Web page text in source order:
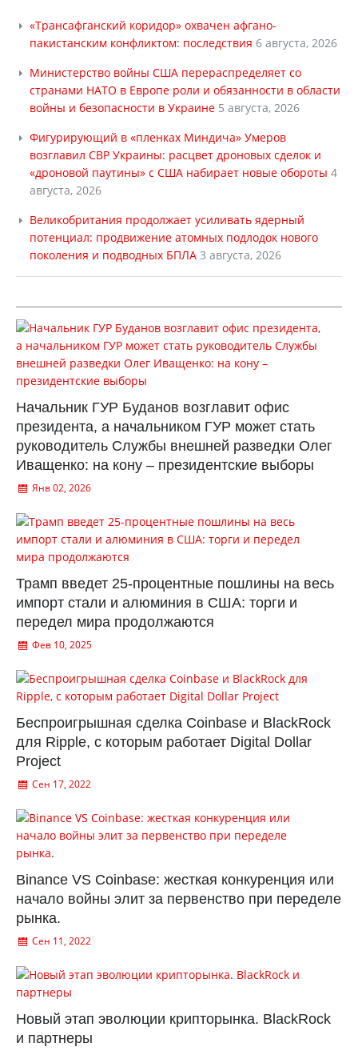
«Трансафганский коридор» охвачен афгано-
пакистанским конфликтом: последствия 6 августа, 2026
Министерство войны США перераспределяет со
странами НАТО в Европе роли и обязанности в области
войны и безопасности в Украине 5 августа, 2026
Фигурирующий в «пленках Миндича» Умеров
возглавил СВР Украины: расцвет дроновых сделок и
«дроновой паутины» с США набирает новые обороты 4
августа, 2026
Великобритания продолжает усиливать ядерный
потенциал: продвижение атомных подлодок нового
поколения и подводных БПЛА 3 августа, 2026
Начальник ГУР Буданов возглавит офис
президента, а начальником ГУР может стать
руководитель Службы внешней разведки Олег
Иващенко: на кону – президентские выборы
Янв 02, 2026
Трамп введет 25-процентные пошлины на весь
импорт стали и алюминия в США: торги и
передел мира продолжаются
Фев 10, 2025
Беспроигрышная сделка Coinbase и BlackRock
для Ripple, с которым работает Digital Dollar
Project
Сен 17, 2022
Binance VS Coinbase: жесткая конкуренция или
начало войны элит за первенство при переделе
рынка.
Сен 11, 2022
Новый этап эволюции крипторынка. BlackRock
и партнеры